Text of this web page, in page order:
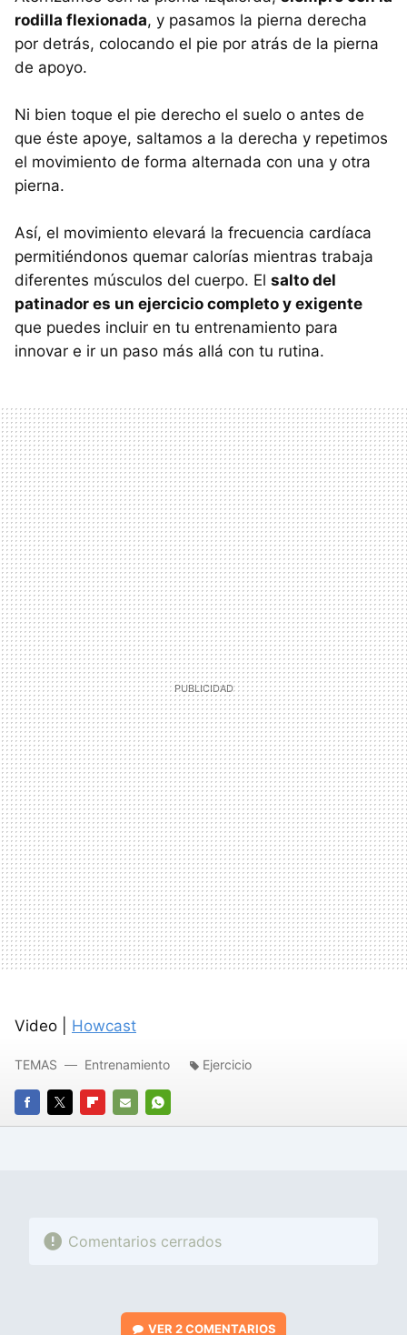
rodilla flexionada, y pasamos la pierna derecha
por detrás, colocando el pie por atrás de la pierna
de apoyo.
Ni bien toque el pie derecho el suelo o antes de
que éste apoye, saltamos a la derecha y repetimos
el movimiento de forma alternada con una y otra
pierna.
Así, el movimiento elevará la frecuencia cardíaca
permitiéndonos quemar calorías mientras trabaja
diferentes músculos del cuerpo. El salto del
patinador es un ejercicio completo y exigente
que puedes incluir en tu entrenamiento para
innovar e ir un paso más allá con tu rutina.
Video | Howcast
FACEBOOK
TWITTERFLIPBOARD
E-
WHATSAPP
TEMAS Entrenamiento Ejercicio
Comentarios cerrados
VER2 COMENTARIOS